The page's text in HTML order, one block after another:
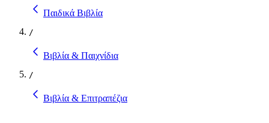
Παιδικά Βιβλία
/
Βιβλία & Παιχνίδια
/
Βιβλία & Επιτραπέζια